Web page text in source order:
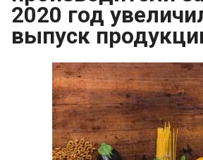
2020 год
выпуск